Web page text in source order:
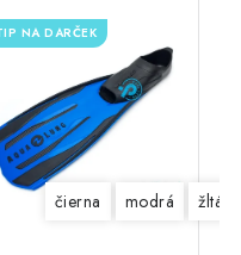
NA DARČEK
čierna modrá žltá